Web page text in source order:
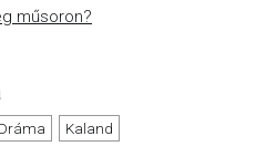
műsoron?
Dráma Kaland